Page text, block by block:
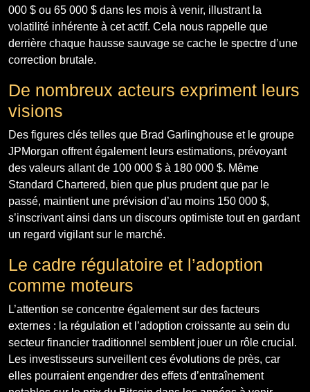
000 $ ou 65 000 $ dans les mois à venir, illustrant la
volatilité inhérente à cet actif. Cela nous rappelle que
derrière chaque hausse sauvage se cache le spectre d’une
correction brutale.
De nombreux acteurs expriment leurs
visions
Des figures clés telles que Brad Garlinghouse et le groupe
JPMorgan offrent également leurs estimations, prévoyant
des valeurs allant de 100 000 $ à 180 000 $. Même
Standard Chartered, bien que plus prudent que par le
passé, maintient une prévision d’au moins 150 000 $,
s’inscrivant ainsi dans un discours optimiste tout en gardant
un regard vigilant sur le marché.
Le cadre régulatoire et l’adoption
comme moteurs
L’attention se concentre également sur des facteurs
externes : la régulation et l’adoption croissante au sein du
secteur financier traditionnel semblent jouer un rôle crucial.
Les investisseurs surveillent ces évolutions de près, car
elles pourraient engendrer des effets d’entraînement